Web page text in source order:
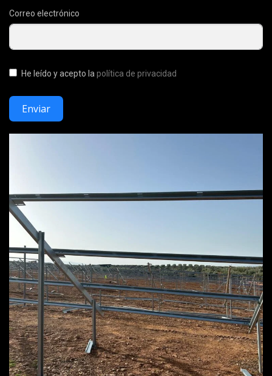
Correo electrónico
He leído y acepto la política de privacidad
Enviar